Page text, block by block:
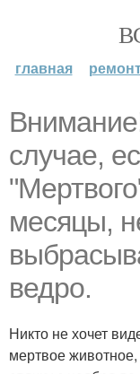
главная
случае,
месяцы,
ведро.
Никто не хочет
мертвое